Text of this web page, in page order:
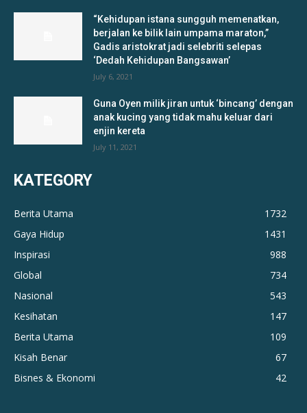
“Kehidupan istana sungguh memenatkan,
berjalan ke bilik lain umpama maraton,”
Gadis aristokrat jadi selebriti selepas
‘Dedah Kehidupan Bangsawan’
July 6, 2021
Guna Oyen milik jiran untuk ‘bincang’ dengan
anak kucing yang tidak mahu keluar dari
enjin kereta
July 11, 2021
KATEGORY
Berita Utama
1732
Gaya Hidup
1431
Inspirasi
988
Global
734
Nasional
543
Kesihatan
147
Berita Utama
109
Kisah Benar
67
Bisnes & Ekonomi
42